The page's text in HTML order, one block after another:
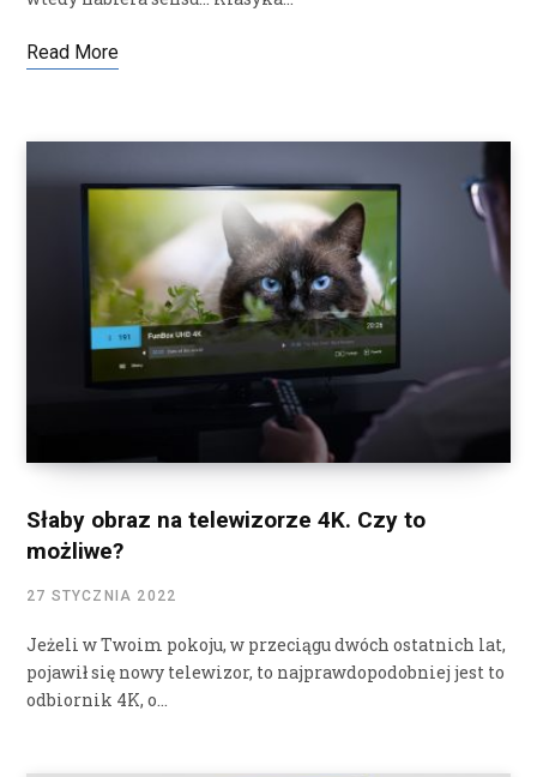
Read More
Słaby obraz na telewizorze 4K. Czy to
możliwe?
27 STYCZNIA 2022
Jeżeli w Twoim pokoju, w przeciągu dwóch ostatnich lat,
pojawił się nowy telewizor, to najprawdopodobniej jest to
odbiornik 4K, o…